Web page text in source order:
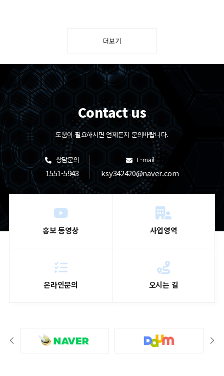
더보기
Contact us
도움이 필요하시면 언제든지 문의바랍니다.
상담문의
1551-5943
E-mail
ksy342420@naver.com
홍보 동영상 사업영역
온라인문의 오시는 길